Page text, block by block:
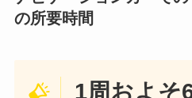
の所要時間
1周およそ